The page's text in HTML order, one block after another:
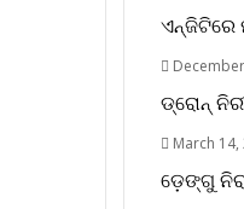
ଏନ୍‌ଜିଟିରେ
ଡ୍ରୋନ୍
March 14,
ଡ଼େଙ୍ଗୁ